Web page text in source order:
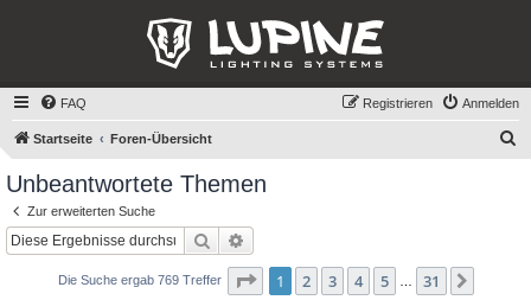
FAQ Anmelden
Registrieren
Startseite Foren-Übersicht
Unbeantwortete Themen
Zur erweiterten Suche
Suche
Die Suche ergab 769 Treffer Seite 1von 31
1 2 3 4 5 31